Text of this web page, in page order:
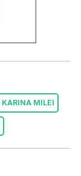
KARINA MILEI